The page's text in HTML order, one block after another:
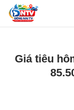
Giá tiêu